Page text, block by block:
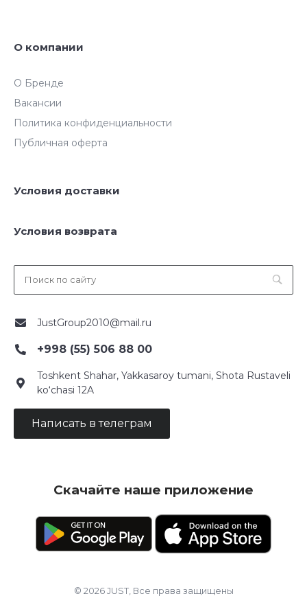
О компании
О Бренде
Вакансии
Политика конфиденциальности
Публичная оферта
Условия доставки
Условия возврата
JustGroup2010@mail.ru
+998 (55) 506 88 00
Toshkent Shahar, Yakkasaroy tumani, Shota Rustaveli
ko‘chasi 12A
Написать в телеграм
Скачайте наше приложение
© 2026 JUST, Все права защищены